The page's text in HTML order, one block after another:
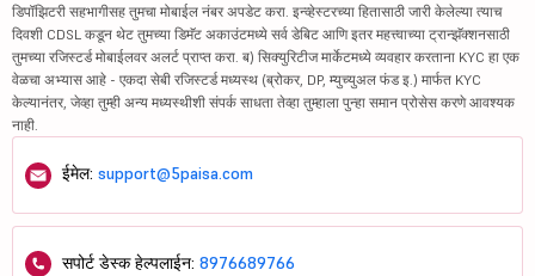
डिपॉझिटरी सहभागीसह तुमचा मोबाईल नंबर अपडेट करा. इन्व्हेस्टरच्या हितासाठी जारी केलेल्या त्याच
दिवशी CDSL कडून थेट तुमच्या डिमॅट अकाउंटमध्ये सर्व डेबिट आणि इतर महत्त्वाच्या ट्रान्झॅक्शनसाठी
तुमच्या रजिस्टर्ड मोबाईलवर अलर्ट प्राप्त करा. ब) सिक्युरिटीज मार्केटमध्ये व्यवहार करताना KYC हा एक
वेळचा अभ्यास आहे - एकदा सेबी रजिस्टर्ड मध्यस्थ (ब्रोकर, DP, म्युच्युअल फंड इ.) मार्फत KYC
केल्यानंतर, जेव्हा तुम्ही अन्य मध्यस्थीशी संपर्क साधता तेव्हा तुम्हाला पुन्हा समान प्रोसेस करणे आवश्यक
नाही.
ईमेल: support@5paisa.com
सपोर्ट डेस्क हेल्पलाईन: 8976689766